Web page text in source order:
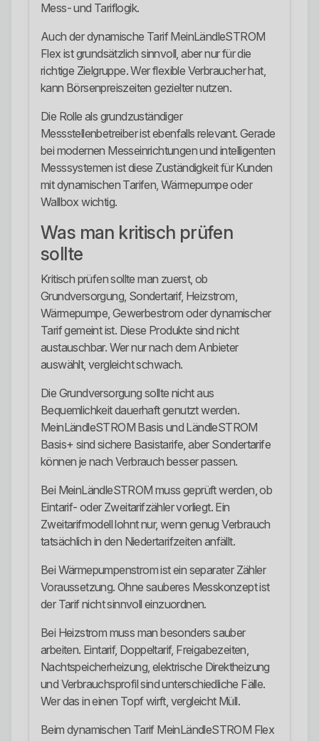
Mess- und Tariflogik.
Auch der dynamische Tarif MeinLändleSTROM
Flex ist grundsätzlich sinnvoll, aber nur für die
richtige Zielgruppe. Wer flexible Verbraucher hat,
kann Börsenpreiszeiten gezielter nutzen.
Die Rolle als grundzuständiger
Messstellenbetreiber ist ebenfalls relevant. Gerade
bei modernen Messeinrichtungen und intelligenten
Messsystemen ist diese Zuständigkeit für Kunden
mit dynamischen Tarifen, Wärmepumpe oder
Wallbox wichtig.
Was man kritisch prüfen
sollte
Kritisch prüfen sollte man zuerst, ob
Grundversorgung, Sondertarif, Heizstrom,
Wärmepumpe, Gewerbestrom oder dynamischer
Tarif gemeint ist. Diese Produkte sind nicht
austauschbar. Wer nur nach dem Anbieter
auswählt, vergleicht schwach.
Die Grundversorgung sollte nicht aus
Bequemlichkeit dauerhaft genutzt werden.
MeinLändleSTROM Basis und LändleSTROM
Basis+ sind sichere Basistarife, aber Sondertarife
können je nach Verbrauch besser passen.
Bei MeinLändleSTROM muss geprüft werden, ob
Eintarif- oder Zweitarifzähler vorliegt. Ein
Zweitarifmodell lohnt nur, wenn genug Verbrauch
tatsächlich in den Niedertarifzeiten anfällt.
Bei Wärmepumpenstrom ist ein separater Zähler
Voraussetzung. Ohne sauberes Messkonzept ist
der Tarif nicht sinnvoll einzuordnen.
Bei Heizstrom muss man besonders sauber
arbeiten. Eintarif, Doppeltarif, Freigabezeiten,
Nachtspeicherheizung, elektrische Direktheizung
und Verbrauchsprofil sind unterschiedliche Fälle.
Wer das in einen Topf wirft, vergleicht Müll.
Beim dynamischen Tarif MeinLändleSTROM Flex